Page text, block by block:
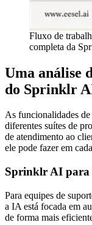
Fluxo de
completa da
Uma análise
do Sprinklr
As funcionalidades
diferentes suítes de
de atendimento ao
ele pode fazer em
Sprinklr AI para
Para equipes de
a IA está focada em
de forma mais